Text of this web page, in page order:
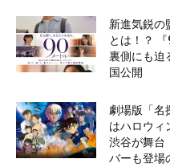
新進気鋭の
とは！？
裏側にも迫
国公開
劇場版「名
はハロウィ
渋谷が舞
バーも登場